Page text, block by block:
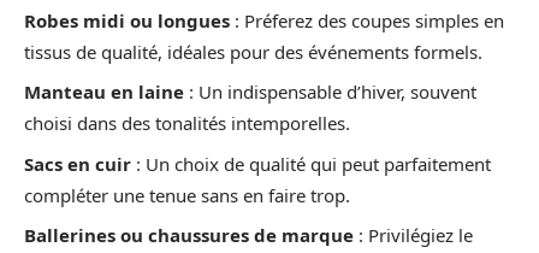
Robes midi ou longues : Préferez des coupes simples en
tissus de qualité, idéales pour des événements formels.
Manteau en laine : Un indispensable d’hiver, souvent
choisi dans des tonalités intemporelles.
Sacs en cuir : Un choix de qualité qui peut parfaitement
compléter une tenue sans en faire trop.
Ballerines ou chaussures de marque : Privilégiez le